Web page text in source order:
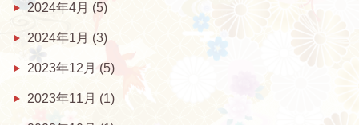
2024年4月 (5)
2024年1月 (3)
2023年12月 (5)
2023年11月 (1)